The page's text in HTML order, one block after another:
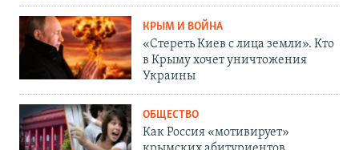
КРЫМ И ВОЙНА
«Стереть Киев с лица земли». Кто
в Крыму хочет уничтожения
Украины
ОБЩЕСТВО
Как Россия «мотивирует»